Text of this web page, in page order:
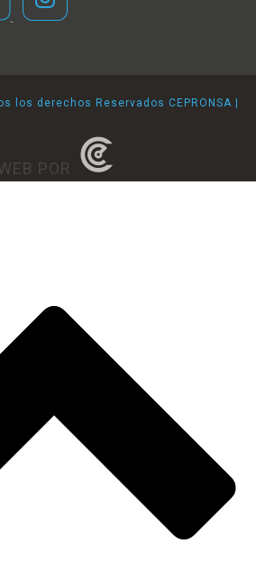
los derechos Reservados CEPRONSA |
POR